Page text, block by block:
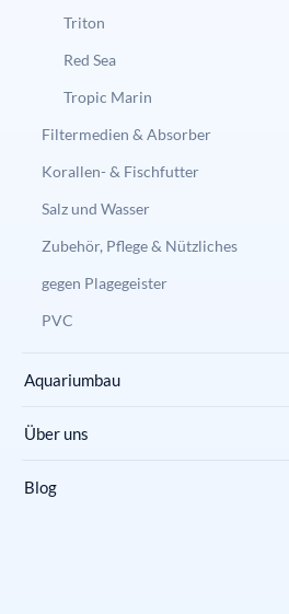
Triton
Red Sea
Tropic Marin
Filtermedien & Absorber
Korallen- & Fischfutter
Salz und Wasser
Zubehör, Pflege & Nützliches
gegen Plagegeister
PVC
Aquariumbau
Über uns
Blog